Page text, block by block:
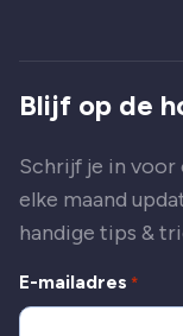
Blijf op de
Schrijf je in voor
elke maand
handige tips &
E-mailadres *